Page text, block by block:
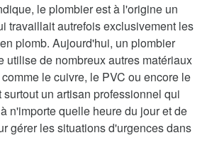
le plombier est à l'origine un
travaillait autrefois exclusivement les
plomb. Aujourd'hui, un plombier
utilise de nombreux autres matériaux
le cuivre, le PVC ou encore le
un artisan professionnel qui
n'importe quelle heure du jour et de
gérer les situations d'urgences dans